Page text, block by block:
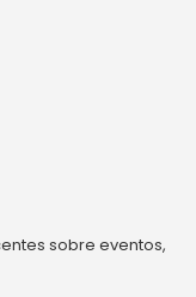
sobre eventos,